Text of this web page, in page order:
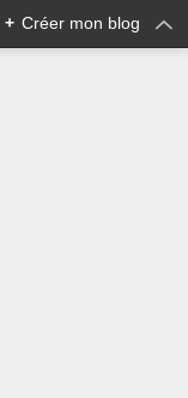
+ Créer mon blog